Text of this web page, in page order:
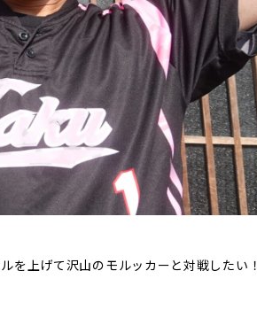
を上げて沢山のモルッカーと対戦したい！